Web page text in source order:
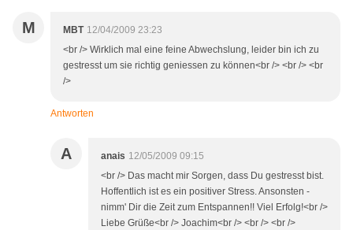
M MBT 12/04/2009 23:23
<br /> Wirklich mal eine feine Abwechslung, leider bin ich zu
gestresst um sie richtig geniessen zu können<br /> <br /> <br
/>
Antworten
A anais 12/05/2009 09:15
<br /> Das macht mir Sorgen, dass Du gestresst bist.
Hoffentlich ist es ein positiver Stress. Ansonsten -
nimm' Dir die Zeit zum Entspannen!! Viel Erfolg!<br />
Liebe Grüße<br /> Joachim<br /> <br /> <br />